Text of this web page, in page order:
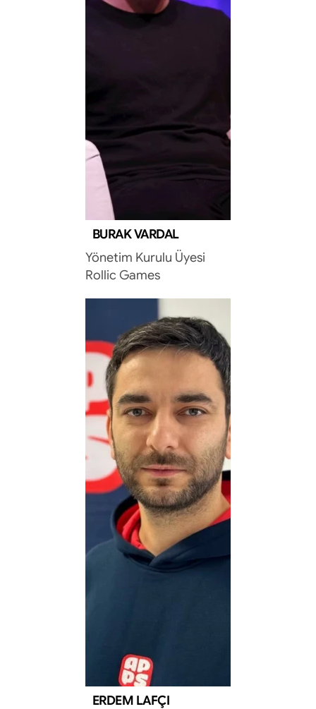
BURAK VARDAL
Yönetim Kurulu Üyesi
Rollic Games
ERDEM LAFÇI